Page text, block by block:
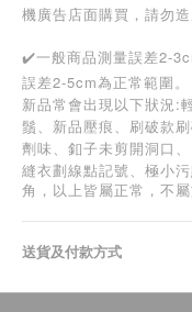
機廣告店面購買，請勿造
✔️一般商品測量誤差2-
誤差2-5cm為正常範圍。
新品常會出現以下狀況:
鬚、新品壓痕、刷破款
劑味、釦子未剪開洞口、
縫衣劃線點記號、極小
角，以上皆屬正常，不屬
送貨及付款方式